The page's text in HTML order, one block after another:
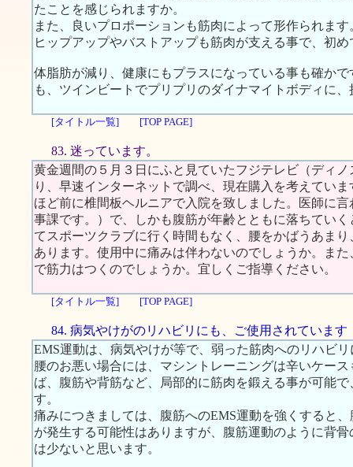
たことを感じられますか。
また、良いプロポーションも筋肉によって形作られます
ヒップアップやバストアップも筋肉が支える事で、初
体脂肪が減り、健康にもプラスになっている事も確か
も、ツインビートでプリプリのダイナマイトボディに
[タイトル一覧] [TOP PAGE]
83. 迷っています。
黄金週間の５月３日にふと見ていたフジテレビ（ディ
り、早速インターネットで調べ、現在購入を考えてい
ほど前に椎間板ヘルニアで入院を致しました。医師に
事課です。）で、しかも腹筋が年齢とともに落ちてい
てスポーツクラブに行く時間もなく、腰をかばうあま
あります。使用中に痛みは伴わないのでしょうか。ま
で筋力はつくのでしょうか。宜しくご指導ください。
[タイトル一覧] [TOP PAGE]
84. 病気やけがのリハビリにも、ご使用されています
EMS運動は、病気やけが等で、弱った筋肉へのリハビ
腰のお悪い場合には、マシントレーニングは辛いケー
ば、腹筋や背筋など、局部的に筋肉を鍛える事が可能
す。
痛みにつきましては、腹筋へのEMS運動を強くすると
が発生する可能性はありますが、腹筋運動のように背
は少ないと思います。